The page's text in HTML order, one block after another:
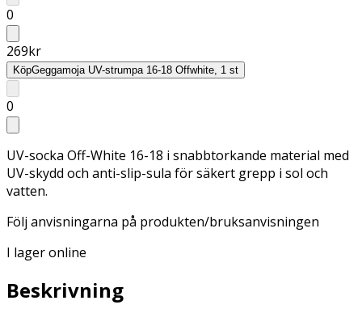
0
269kr
KöpGeggamoja UV-strumpa 16-18 Offwhite, 1 st
0
UV-socka Off-White 16-18 i snabbtorkande material med
UV-skydd och anti-slip-sula för säkert grepp i sol och
vatten.
Följ anvisningarna på produkten/bruksanvisningen
I lager online
Beskrivning